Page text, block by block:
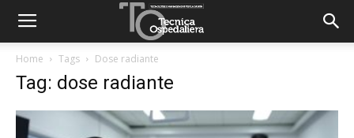
Home Tags Dose radiante
Tag: dose radiante